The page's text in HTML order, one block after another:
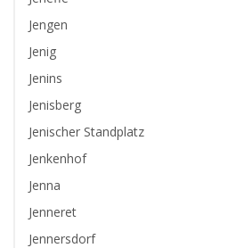
Jengen
Jenig
Jenins
Jenisberg
Jenischer Standplatz
Jenkenhof
Jenna
Jenneret
Jennersdorf